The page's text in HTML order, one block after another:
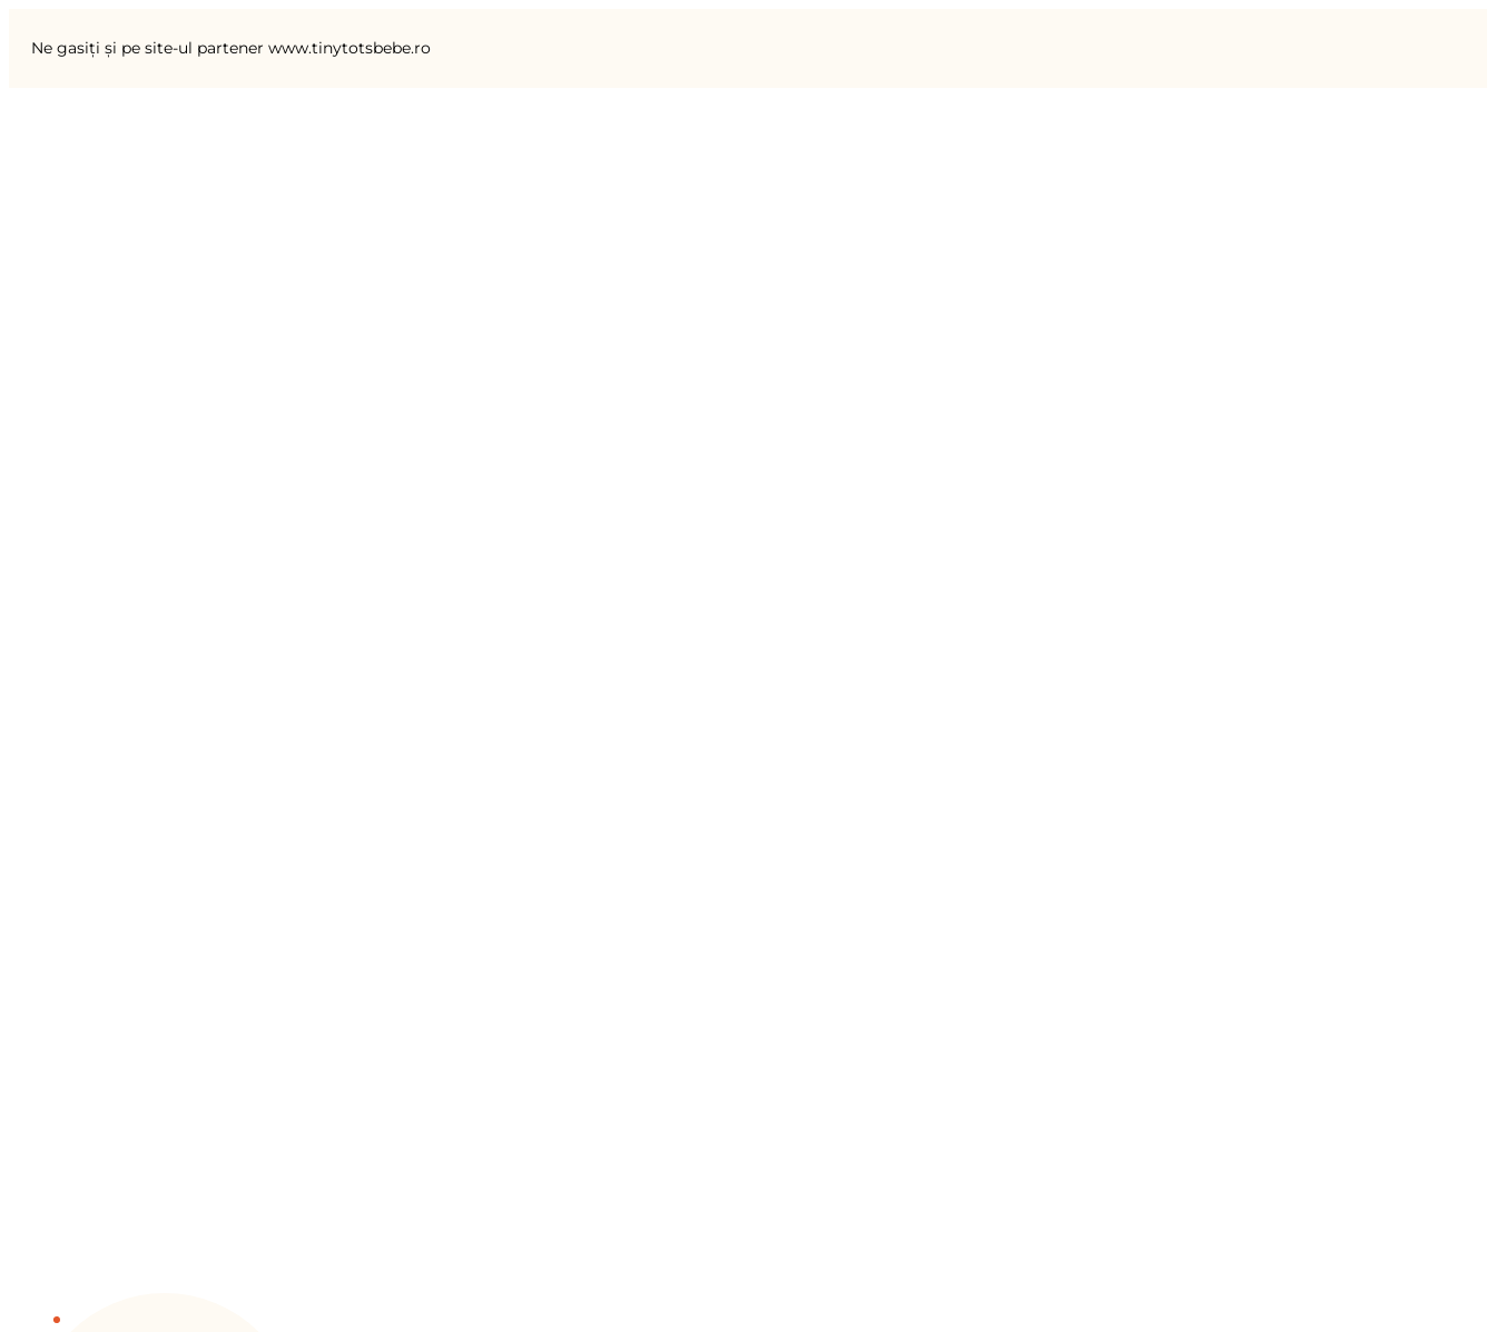
Ne gasiți și pe site-ul partener www.tinytotsbebe.ro